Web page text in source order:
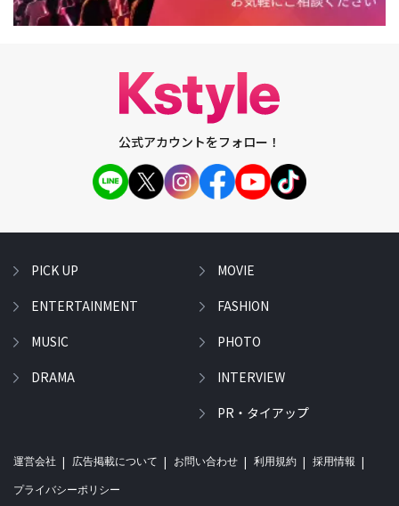
公式アカウントをフォロー！
PICK UP
ENTERTAINMENT
MUSIC
DRAMA
MOVIE
FASHION
PHOTO
INTERVIEW
PR・タイアップ
運営会社 広告掲載について お問い合わせ 利用規約 採用情報
プライバシーポリシー